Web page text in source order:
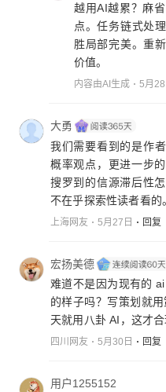
越用AI越累？麻
点。任务链式处
胜局部完美。重
价值。
内容由AI生成 5月28
大勇
我们需要看到的是作
概率观点，更进一步
搜罗到的信源滞后性
不在乎探索性读者看的
上海网友 5月27日 回复
宏扬美德
难道不是因为现有的
的样子吗？写策划就
天就用八卦 AI，这才合
四川网友 5月30日 回复
用户1255152